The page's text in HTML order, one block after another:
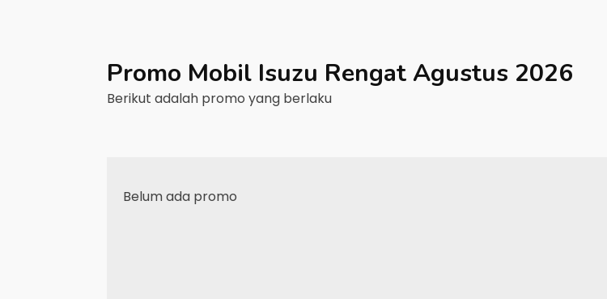
Promo Mobil Isuzu RengatAgustus 2026
Berikut adalah promo yang berlaku
Belum ada promo